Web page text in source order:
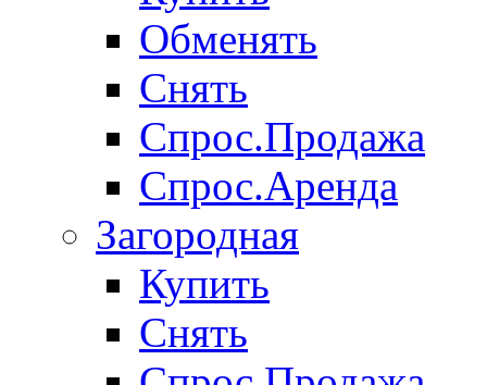
Обменять
Снять
Спрос.Продажа
Спрос.Аренда
Загородная
Купить
Снять